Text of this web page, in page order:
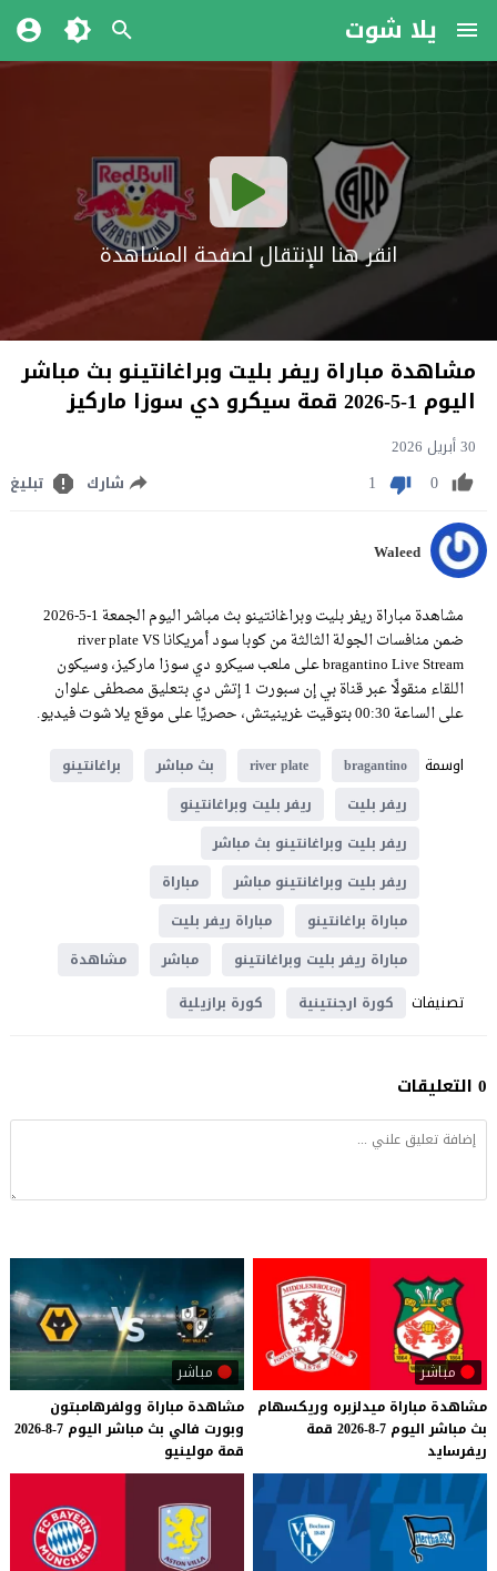
يلا شوت
انقر هنا للإنتقال لصفحة المشاهدة
مشاهدة مباراة ريفر بليت وبراغانتينو بث مباشر
اليوم 1-5-2026 قمة سيكرو دي سوزا ماركيز
30 أبريل 2026
0
1 شارك تبليغ
Waleed
مشاهدة مباراة ريفر بليت وبراغانتينو بث مباشر اليوم الجمعة 1-5-2026
ضمن منافسات الجولة الثالثة من كوبا سود أمريكانا river plate VS
bragantino Live Stream على ملعب سيكرو دي سوزا ماركيز، وسيكون
اللقاء منقولًا عبر قناة بي إن سبورت 1 إتش دي بتعليق مصطفى علوان
على الساعة 00:30 بتوقيت غرينيتش، حصريًا على موقع يلا شوت فيديو.
اوسمة
bragantino
river plate بث مباشر
براغانتينو
ريفر بليت
ريفر بليت وبراغانتينو
ريفر بليت وبراغانتينو بث مباشر
ريفر بليت وبراغانتينو مباشر
مباراة
مباراة براغانتينو
مباراة ريفر بليت
مباراة ريفر بليت وبراغانتينو
مباشر مشاهدة
تصنيفات كورة ارجنتينية كورة برازيلية
0 التعليقات
مباشر
مشاهدة مباراة ميدلزبره وريكسهام
بث مباشر اليوم 7-8-2026
قمة
ريفرسايد
مباشر
مشاهدة مباراة وولفرهامبتون
وبورت فالي بث مباشر اليوم 7-8-2026
قمة مولينيو